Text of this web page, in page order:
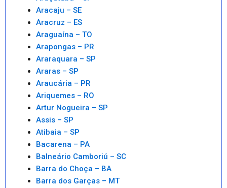
Aracaju – SE
Aracruz – ES
Araguaína – TO
Arapongas – PR
Araraquara – SP
Araras – SP
Araucária – PR
Ariquemes – RO
Artur Nogueira – SP
Assis – SP
Atibaia – SP
Bacarena – PA
Balneário Camboriú – SC
Barra do Choça – BA
Barra dos Garças – MT